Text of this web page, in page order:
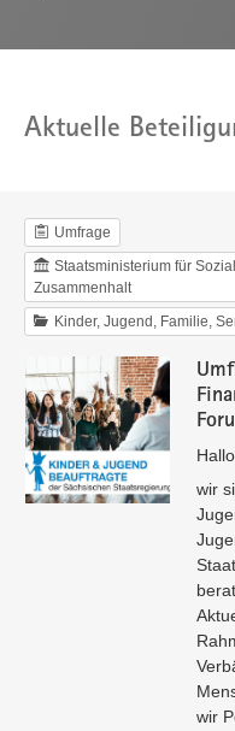
Aktuelle
Umfrage
Staatsministerium für
Zusammenhalt
Kinder, Jugend, Familie,
wir
wir